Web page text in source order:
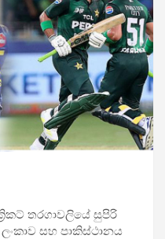
තරගාවලියේ සුපිරි
සහ පාකිස්ථානය